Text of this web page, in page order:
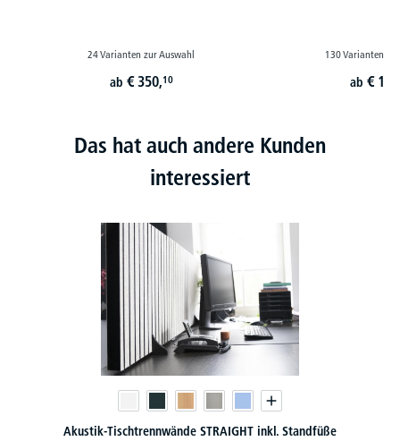
24 Varianten zur Auswahl
ab € 350,10
130 Varianten
ab €
Das hat auch andere Kunden
interessiert
Akustik-Tischtrennwände STRAIGHT inkl. Standfüße